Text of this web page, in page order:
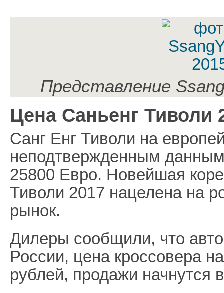
Представление
Цена Саньенг Тиволи
Санг Енг Тиволи на
неподтвержденным данным
25800 Евро. Новейшая
Тиволи 2017 нацелена на
рынок.
Дилеры сообщили, что
России, цена кроссовера
рублей, продажи начнутся